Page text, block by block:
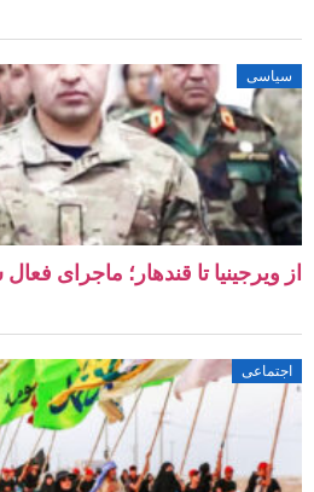
سیاسی
از ویرجینیا تا قندهار؛ ماجرای
اجتماعی